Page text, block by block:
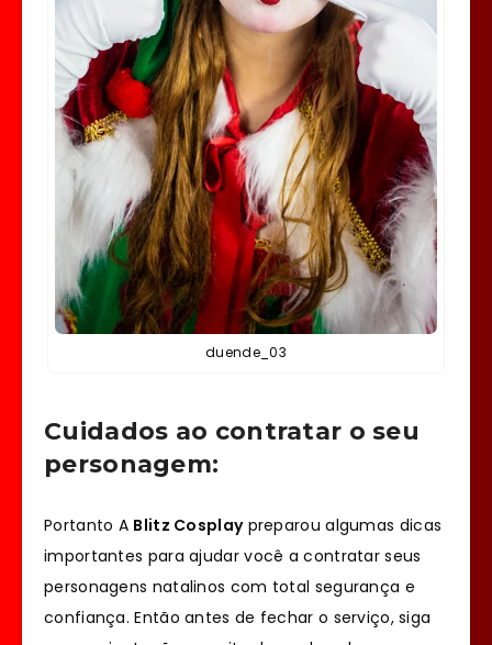
duende_03
Cuidados ao contratar o seu
personagem:
Portanto A Blitz Cosplaypreparou algumas dicas
importantes para ajudar você a contratar seus
personagens natalinos com total segurança e
confiança. Então antes de fechar o serviço, siga